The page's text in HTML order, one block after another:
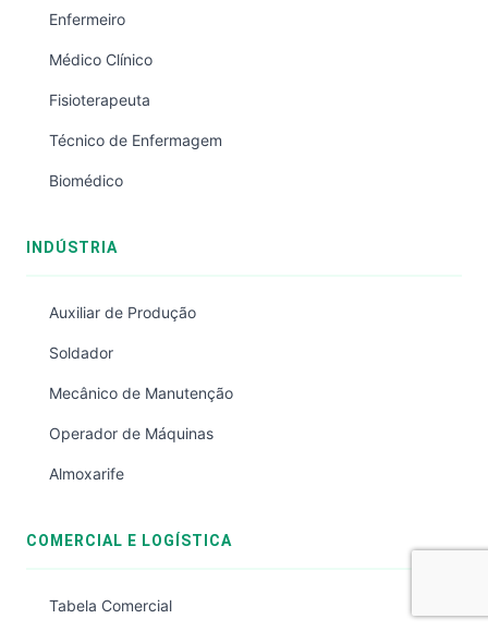
Enfermeiro
Médico Clínico
Fisioterapeuta
Técnico de Enfermagem
Biomédico
INDÚSTRIA
Auxiliar de Produção
Soldador
Mecânico de Manutenção
Operador de Máquinas
Almoxarife
COMERCIAL E LOGÍSTICA
Tabela Comercial